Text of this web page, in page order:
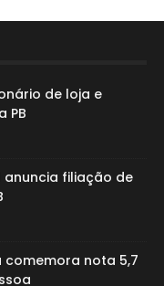
de loja e
PB
anuncia filiação de
comemora nota 5,7